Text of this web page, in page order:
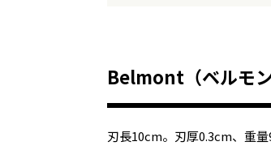
Belmont（ベルモ
刃長10cm。刃厚0.3cm、重